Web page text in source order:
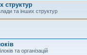
структур
та інших структур
та організацій